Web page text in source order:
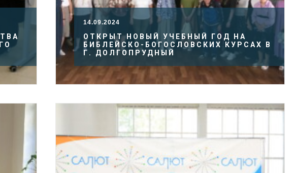
14.09.2024
ОТКРЫТ НОВЫЙ УЧЕБНЫЙ ГОД НА
БИБЛЕЙСКО-БОГОСЛОВСКИХ КУРСАХ В
Г. ДОЛГОПРУДНЫЙ